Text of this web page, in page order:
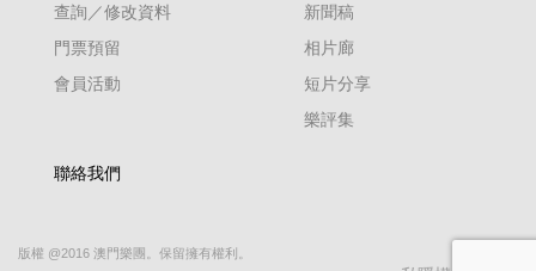
查詢／修改資料
門票預留
會員活動
新聞稿
相片廊
短片分享
樂評集
聯絡我們
版權 @2016 澳門樂團。保留擁有權利。